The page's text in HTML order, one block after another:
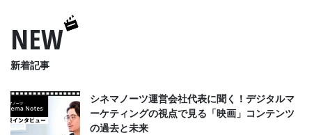
NEW
新着記事
シネマノーツ運営会社代表に聞く！デジタルマ
ーケティングの視点で見る「映画」コンテンツ
の過去と未来